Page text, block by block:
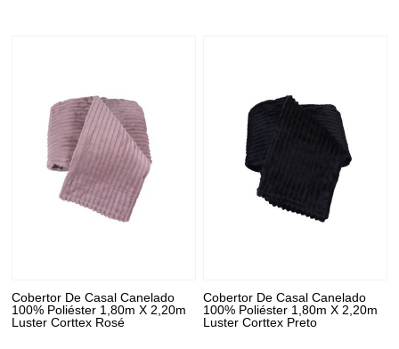
Cobertor De Casal Canelado
100% Poliéster 1,80m X 2,20m
Luster Corttex Rosé
Cobertor De Casal Canelado
100% Poliéster 1,80m X 2,20m
Luster Corttex Preto